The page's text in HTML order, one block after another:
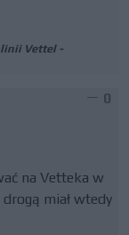
Vettel -
0
na Vetteka w
miał wtedy